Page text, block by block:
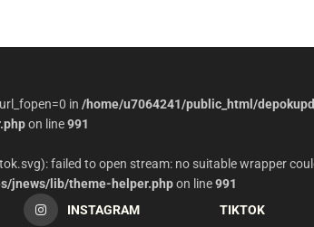
in /home/u7064241/public_html/
on line991
failed to open stream: no suitable wrapper
jnews/lib/theme-helper.phpon line991
INSTAGRAM TIKTOK